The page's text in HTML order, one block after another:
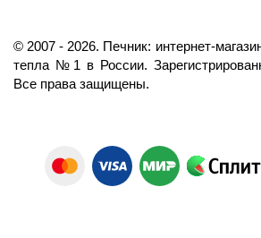
©️2007 - 2026. Печник: интернет-
тепла №1 в России.
Все права защищены.